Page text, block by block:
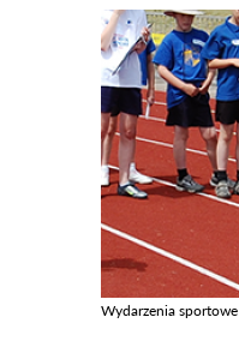
Wydarzenia sportowe